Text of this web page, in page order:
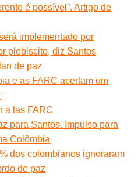
é possível”. Artigo de
implementado por
plebiscito, diz Santos
de paz
e as FARC acertam um
a las FARC
para Santos. Impulso para
Colômbia
dos colombianos ignoraram
de paz